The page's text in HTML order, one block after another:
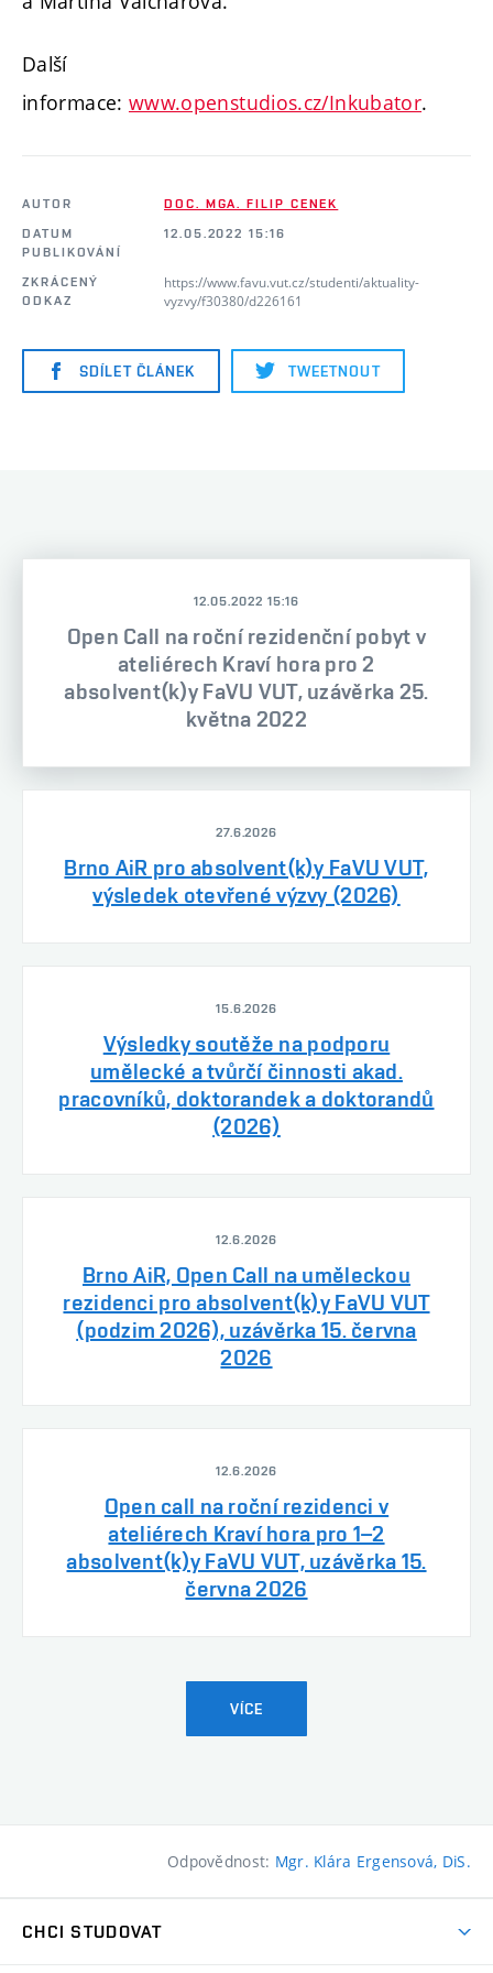
Další
informace: www.openstudios.cz/Inkubator.
AUTOR
DOC. MGA. FILIP CENEK
DATUM
PUBLIKOVÁNÍ
12.05.2022 15:16
ZKRÁCENÝ
ODKAZ
https://www.favu.vut.cz/studenti/aktuality-
vyzvy/f30380/d226161
SDÍLET ČLÁNEK TWEETNOUT
12.05.2022 15:16
Open Call na roční rezidenční pobyt v
ateliérech Kraví hora pro 2
absolvent(k)y FaVU VUT, uzávěrka 25.
května 2022
27.6.2026
Brno AiR pro absolvent(k)y FaVU VUT,
výsledek otevřené výzvy (2026)
15.6.2026
Výsledky soutěže na podporu
umělecké a tvůrčí činnosti akad.
pracovníků, doktorandek a doktorandů
(2026)
12.6.2026
Brno AiR, Open Call na uměleckou
rezidenci pro absolvent(k)y FaVU VUT
(podzim 2026), uzávěrka 15. června
2026
12.6.2026
Open call na roční rezidenci v
ateliérech Kraví hora pro 1–2
absolvent(k)y FaVU VUT, uzávěrka 15.
června 2026
VÍCE
Odpovědnost: Mgr. Klára Ergensová, DiS.
CHCI STUDOVAT